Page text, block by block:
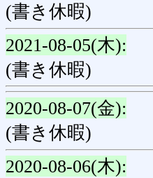
(書き休暇)
2021-08-05(木):
(書き休暇)
2020-08-07(金):
(書き休暇)
2020-08-06(木):